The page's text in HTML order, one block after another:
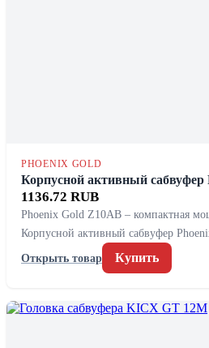
PHOENIX GOLD
Корпусной активный сабвуфер
1136.72 RUB
Phoenix Gold Z10AB – компактная
Корпусной активный сабвуфер
Открыть товар
Купить